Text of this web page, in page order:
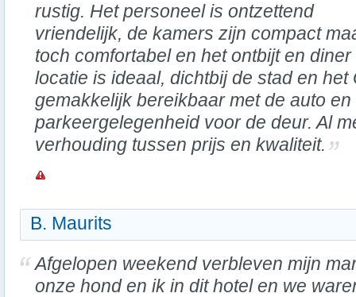
rustig. Het personeel is ontzettend
vriendelijk, de kamers zijn compact
toch comfortabel en het ontbijt en
locatie is ideaal, dichtbij de stad en
gemakkelijk bereikbaar met de auto
parkeergelegenheid voor de deur. Al
verhouding tussen prijs en kwaliteit.
B. Maurits
Afgelopen weekend verbleven mijn
onze hond en ik in dit hotel en we